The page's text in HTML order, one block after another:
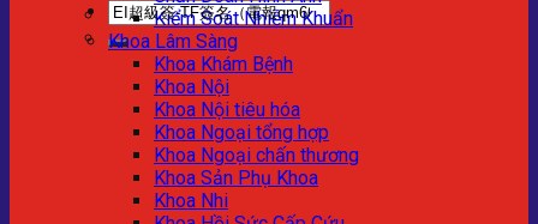
Kiểm Soát Nhiễm Khuẩn
Khoa Lâm Sàng
Khoa Khám Bệnh
Khoa Nội
Khoa Nội tiêu hóa
Khoa Ngoại tổng hợp
Khoa Ngoại chấn thương
Khoa Sản Phụ Khoa
Khoa Nhi